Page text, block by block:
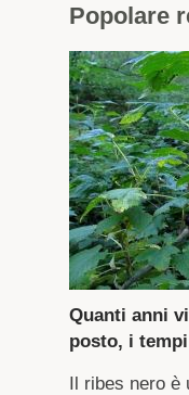
Popolare
Quanti anni
posto, i
Il ribes nero è